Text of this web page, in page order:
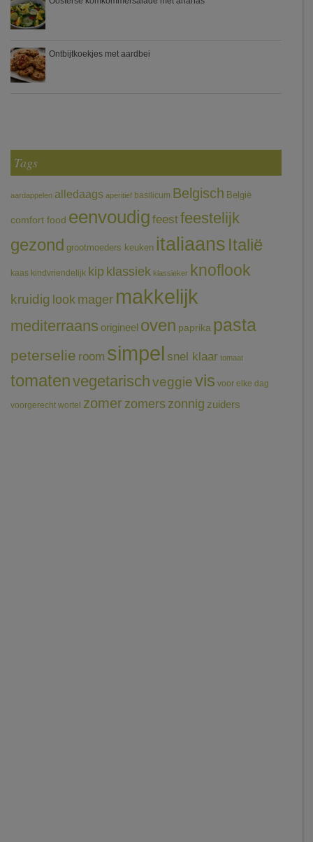
Ontbijtkoekjes met aardbei
Tags
aardappelen alledaags aperitief basilicum Belgisch België
comfort food eenvoudig feestfeestelijk
gezond grootmoeders keuken italiaans Italië
kaas kindvriendelijk kip klassiek klassieker knoflook
kruidig look mager makkelijk
mediterraans origineel oven paprika pasta
peterselie room simpel snel klaar tomaat
tomatenvegetarischveggievis voor elke dag
voorgerecht wortel zomerzomerszonnig zuiders